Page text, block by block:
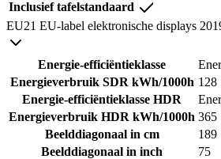
Inclusief tafelstandaard
EU21 EU-label elektronische displays
Energie-efficiëntieklasse
Energieverbruik SDR kWh/1000h 128
Energie-efficiëntieklasse HDR
Energieverbruik HDR kWh/1000h 365
Beelddiagonaal in cm
189
Beelddiagonaal in inch
75